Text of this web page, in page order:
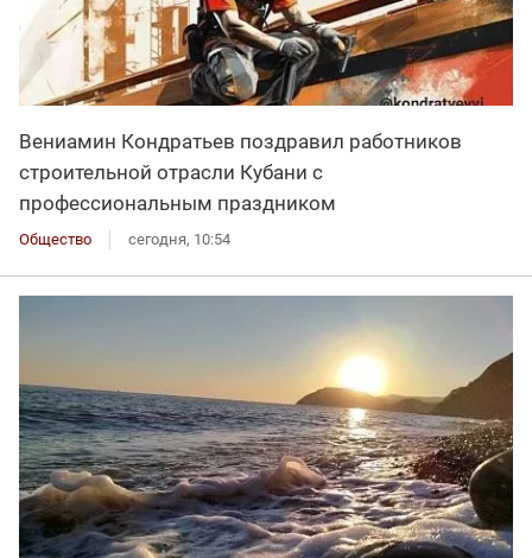
Вениамин Кондратьев поздравил работников
строительной отрасли Кубани с
профессиональным праздником
Общество сегодня, 10:54